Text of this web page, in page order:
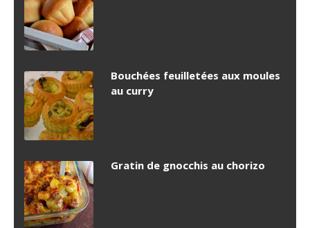
Bouchées feuilletées aux moules
au curry
Gratin de gnocchis au chorizo